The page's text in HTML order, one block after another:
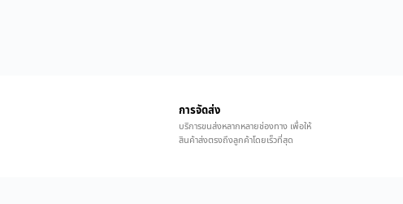
การจัดส่ง
บริการขนส่งหลากหลายช่องทาง เพื่อให้
สินค้าส่งตรงถึงลูกค้าโดยเร็วที่สุด